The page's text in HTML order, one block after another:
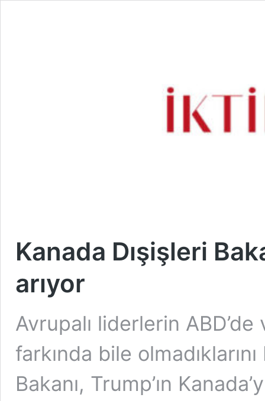
Kanada Dışişleri
arıyor
Avrupalı liderlerin ABD’de
farkında bile
Bakanı, Trump’ın